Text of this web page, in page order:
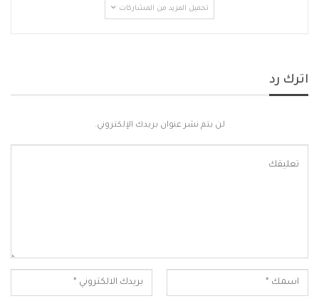
تحميل المزيد من المشاركات
اترك رد
لن يتم نشر عنوان بريدك الإلكتروني.